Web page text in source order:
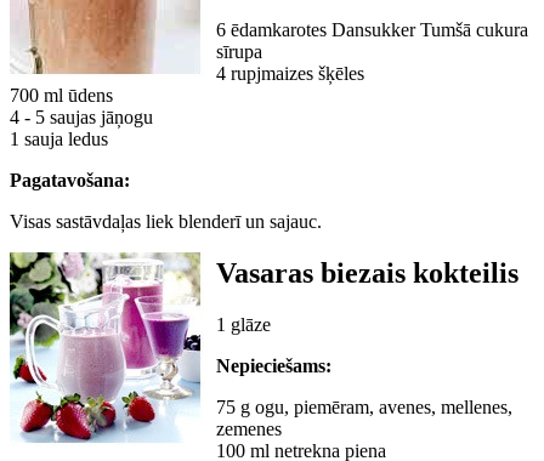
6 ēdamkarotes Dansukker Tumšā cukura
sīrupa
4 rupjmaizes šķēles
700 ml ūdens
4 - 5 saujas jāņogu
1 sauja ledus
Pagatavošana:
Visas sastāvdaļas liek blenderī un sajauc.
Vasaras biezais kokteilis
1 glāze
Nepieciešams:
75 g ogu, piemēram, avenes, mellenes,
zemenes
100 ml netrekna piena